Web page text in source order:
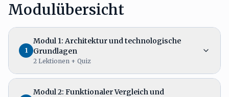
Modulübersicht
1
Modul 1: Architektur und technologische
Grundlagen
2 Lektionen + Quiz
Modul 2: Funktionaler Vergleich und